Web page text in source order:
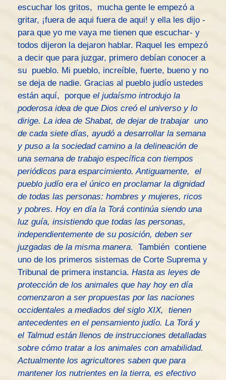
escuchar los gritos, mucha gente le empezó a
gritar, ¡fuera de aqui fuera de aqui! y ella les dijo -
para que yo me vaya me tienen que escuchar- y
todos dijeron la dejaron hablar. Raquel les empezó
a decir que para juzgar, primero debían conocer a
su pueblo. Mi pueblo, increíble, fuerte, bueno y no
se deja de nadie. Gracias al pueblo judío ustedes
están aquí, porque el judaísmo introdujo la
poderosa idea de que Dios creó el universo y lo
dirige. La idea de Shabat, de dejar de trabajar uno
de cada siete días, ayudó a desarrollar la semana
y puso a la sociedad camino a la delineación de
una semana de trabajo específica con tiempos
periódicos para esparcimiento. Antiguamente, el
pueblo judío era el único en proclamar la dignidad
de todas las personas: hombres y mujeres, ricos
y pobres. Hoy en día la Torá continúa siendo una
luz guía, insistiendo que todas las personas,
independientemente de su posición, deben ser
juzgadas de la misma manera.
También contiene
uno de los primeros sistemas de Corte Suprema y
Tribunal de primera instancia. Hasta as leyes de
protección de los animales que hay hoy en día
comenzaron a ser propuestas por las naciones
occidentales a mediados del siglo XIX, tienen
antecedentes en el pensamiento judío. La Torá y
el Talmud están llenos de instrucciones detalladas
sobre cómo tratar a los animales con amabilidad.
Actualmente los agricultores saben que para
mantener los nutrientes en la tierra, es efectivo